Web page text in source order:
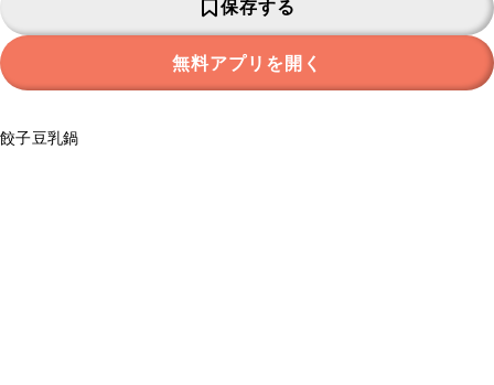
保存する
無料アプリを開く
餃子豆乳鍋